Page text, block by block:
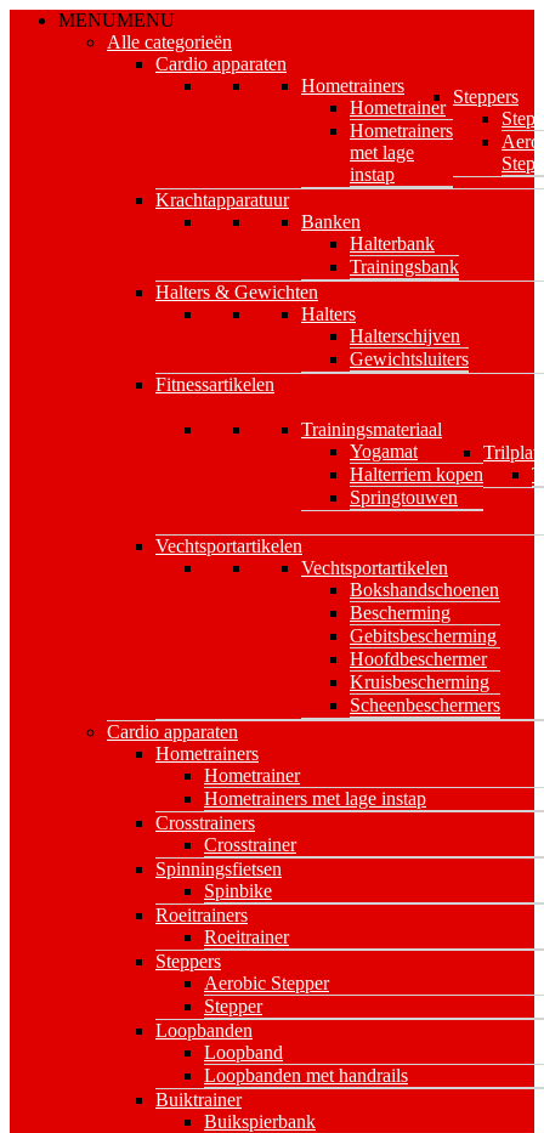
Skip
MENUMENU
Alle categorieën
Cardio apparaten
Hometrainers
Hometrainer
Hometrainers
met lage
instap
Steppers
Krachtapparatuur
Banken
Halterbank
Trainingsbank
Halters & Gewichten
Halters
Halterschijven
Gewichtsluiters
Fitnessartikelen
Trainingsmateriaal
Yogamat
Halterriem kopen
Springtouwen
Vechtsportartikelen
Vechtsportartikelen
Bokshandschoenen
Bescherming
Gebitsbescherming
Hoofdbeschermer
Kruisbescherming
Scheenbeschermers
Cardio apparaten
Hometrainers
Hometrainer
Hometrainers met lage instap
Crosstrainers
Crosstrainer
Spinningsfietsen
Spinbike
Roeitrainers
Roeitrainer
Steppers
Aerobic Stepper
Stepper
Loopbanden
Loopband
Loopbanden met handrails
Buiktrainer
Buikspierbank